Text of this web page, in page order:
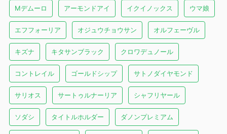
Mデムーロ アーモンドアイ イクイノックス ウマ娘
エフフォーリア オジュウチョウサン オルフェーヴル
キズナ キタサンブラック クロワデュノール
コントレイル ゴールドシップ サトノダイヤモンド
サリオス サートゥルナーリア シャフリヤール
ソダシ タイトルホルダー ダノンプレミアム